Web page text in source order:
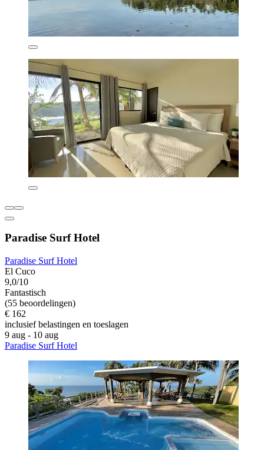
Paradise Surf Hotel
Paradise Surf Hotel
El Cuco
9,0/10
Fantastisch
(55 beoordelingen)
€ 162
inclusief belastingen en toeslagen
9 aug - 10 aug
Paradise Surf Hotel